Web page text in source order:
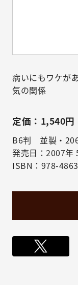
病いにもワケが
気の関係
定価：1,540円
B6判 並製・
発売日：2007年
ISBN：978-